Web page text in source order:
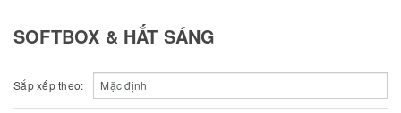
SOFTBOX & HẮT SÁNG
Sắp xếp theo: